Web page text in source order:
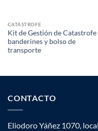
CATÁSTROFE
Kit de Gestión de Catastrofe
banderines y bolso de
transporte
CONTACTO
Eliodoro Yáñez 1070,